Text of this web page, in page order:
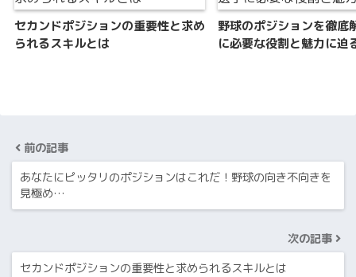
セカンドポジションの重要性と求め
られるスキルとは
野球のポジションを徹底
に必要な役割と魅力に迫
前の記事
あなたにピッタリのポジションはこれだ！野球の向き不向きを
見極め…
次の記事
セカンドポジションの重要性と求められるスキルとは